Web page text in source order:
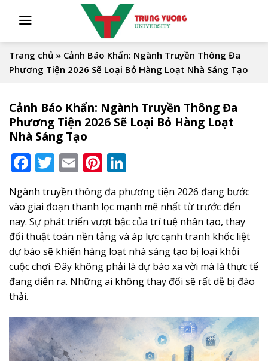
Trang chủ » Cảnh Báo Khẩn: Ngành Truyền Thông Đa
Phương Tiện 2026 Sẽ Loại Bỏ Hàng Loạt Nhà Sáng Tạo
Cảnh Báo Khẩn: Ngành Truyền Thông Đa
Phương Tiện 2026 Sẽ Loại Bỏ Hàng Loạt
Nhà Sáng Tạo
Facebook
Twitter
EmailPinterest
Ngành truyền thông đa phương tiện 2026 đang bước
vào giai đoạn thanh lọc mạnh mẽ nhất từ trước đến
nay. Sự phát triển vượt bậc của trí tuệ nhân tạo, thay
đổi thuật toán nền tảng và áp lực cạnh tranh khốc liệt
dự báo sẽ khiến hàng loạt nhà sáng tạo bị loại khỏi
cuộc chơi. Đây không phải là dự báo xa vời mà là thực tế
đang diễn ra. Những ai không thay đổi sẽ rất dễ bị đào
thải.